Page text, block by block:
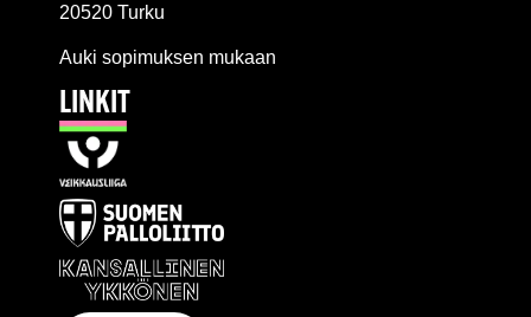
20520 Turku
Auki sopimuksen mukaan
LINKIT